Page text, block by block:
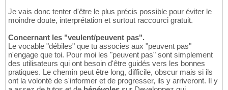
Je vais donc tenter d'être le plus précis possible pour éviter le
moindre doute, interprétation et surtout raccourci gratuit.
Concernant les "veulent/peuvent pas".
Le vocable "débiles" que tu associes aux "peuvent pas"
n'engage que toi. Pour moi les "peuvent pas" sont simplement
des utilisateurs qui ont besoin d'être guidés vers les bonnes
pratiques. Le chemin peut être long, difficile, obscur mais si ils
ont la volonté de s'informer et de progresser, ils y arriveront. Il y